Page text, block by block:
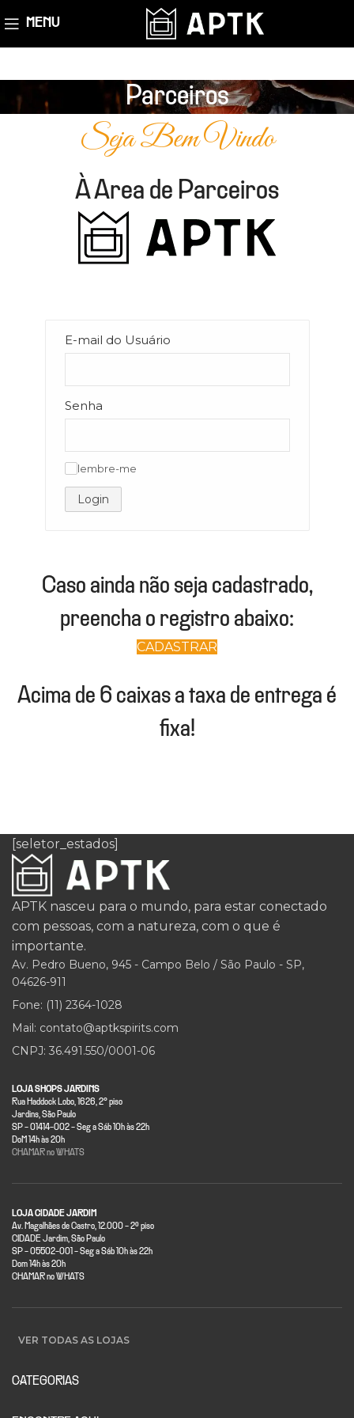
MENU
Parceiros
Seja Bem Vindo
À Area de Parceiros
E-mail do Usuário
Senha
lembre-me
Login
Caso ainda não seja cadastrado,
preencha o registro abaixo:
CADASTRAR
Acima de 6 caixas a taxa de entrega é
fixa!
[seletor_estados]
APTK nasceu para o mundo, para estar conectado
com pessoas, com a natureza, com o que é
importante.
Av. Pedro Bueno, 945 - Campo Belo / São Paulo - SP,
04626-911
Fone: (11) 2364-1028
Mail: contato@aptkspirits.com
CNPJ: 36.491.550/0001-06
LOJA SHOPS JARDINS
Rua Haddock Lobo, 1626, 2° piso
Jardins, São Paulo
SP - 01414-002 - Seg a Sáb 10h às 22h
DoM 14h às 20h
CHAMAR no WHATS
LOJA CIDADE JARDIM
Av. Magalhães de Castro, 12.000 - 2º piso
CIDADE Jardim, São Paulo
SP - 05502-001 - Seg a Sáb 10h às 22h
Dom 14h às 20h
CHAMAR no WHATS
VER TODAS AS LOJAS
CATEGORIAS